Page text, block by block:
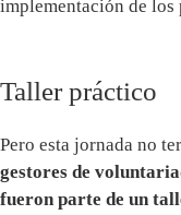
implementación de
Taller práctico
Pero esta jornada no
gestores de
fueron parte de un